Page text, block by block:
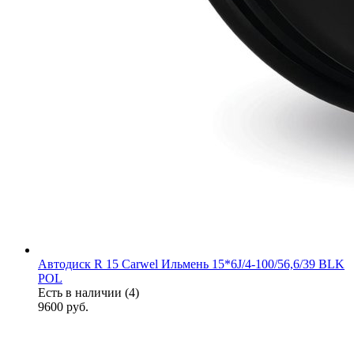
Автодиск R 15 Carwel Ильмень 15*6J/4-100/56,6/39 BLK
POL
Есть в наличии (4)
9600 руб.